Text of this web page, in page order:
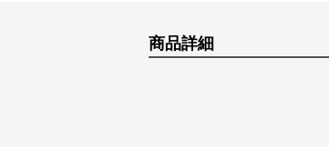
商品詳細